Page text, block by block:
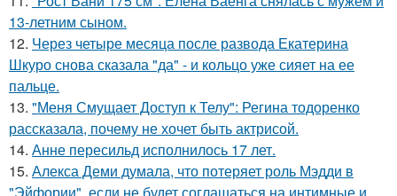
13-летним сыном.
12. Через четыре месяца после развода Екатерина
Шкуро снова сказала "да" - и кольцо уже сияет на ее
пальце.
13. "Меня Смущает Доступ к Телу": Регина тодоренко
рассказала, почему не хочет быть актрисой.
14. Анне пересильд исполнилось 17 лет.
15. Алекса Деми думала, что потеряет роль Мэдди в
"Эйфории", если не будет соглашаться на интимные и